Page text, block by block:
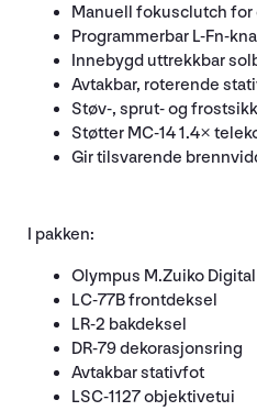
Manuell fokusclutch for
Programmerbar L-Fn-
Innebygd uttrekkbar
Avtakbar, roterende
Støv-, sprut- og
Støtter MC-14 1.4×
Gir tilsvarende
I pakken:
Olympus M.Zuiko
LC-77B frontdeksel
LR-2 bakdeksel
DR-79 dekorasjonsring
Avtakbar stativfot
LSC-1127 objektivetui